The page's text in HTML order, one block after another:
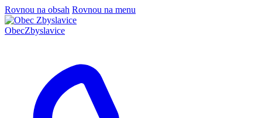
Rovnou na obsah Rovnou na menu
ObecZbyslavice